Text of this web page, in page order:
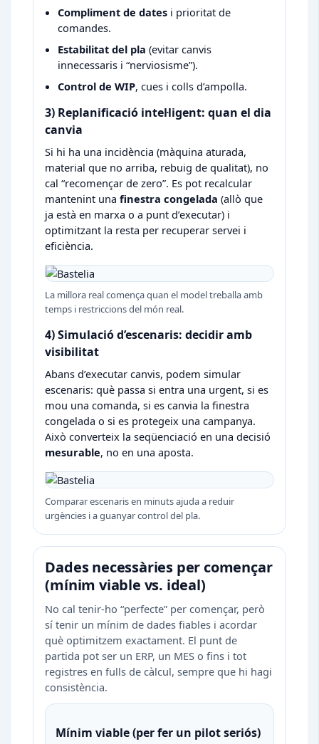
Compliment de dates i prioritat de
comandes.
Estabilitat del pla (evitar canvis
innecessaris i “nerviosisme”).
Control de WIP, cues i colls d’ampolla.
3) Replanificació intel·ligent: quan el dia
canvia
Si hi ha una incidència (màquina aturada,
material que no arriba, rebuig de qualitat), no
cal “recomençar de zero”. Es pot recalcular
mantenint unafinestra congelada (allò que
ja està en marxa o a punt d’executar) i
optimitzant la resta per recuperar servei i
eficiència.
La millora real comença quan el model treballa amb
temps i restriccions del món real.
4) Simulació d’escenaris: decidir amb
visibilitat
Abans d’executar canvis, podem simular
escenaris: què passa si entra una urgent, si es
mou una comanda, si es canvia la finestra
congelada o si es protegeix una campanya.
Això converteix la seqüenciació en una decisió
mesurable, no en una aposta.
Comparar escenaris en minuts ajuda a reduir
urgències i a guanyar control del pla.
Dades necessàries per començar
(mínim viable vs. ideal)
No cal tenir-ho “perfecte” per començar, però
sí tenir un mínim de dades fiables i acordar
què optimitzem exactament. El punt de
partida pot ser un ERP, un MES o fins i tot
registres en fulls de càlcul, sempre que hi hagi
consistència.
Mínim viable (per fer un pilot seriós)